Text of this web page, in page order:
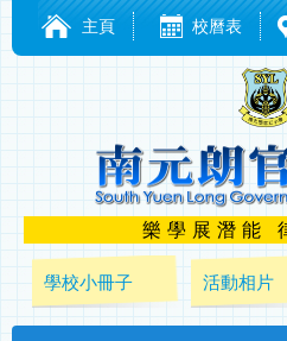
主頁 校曆表
樂學展潛能
學校小冊子 活動相片